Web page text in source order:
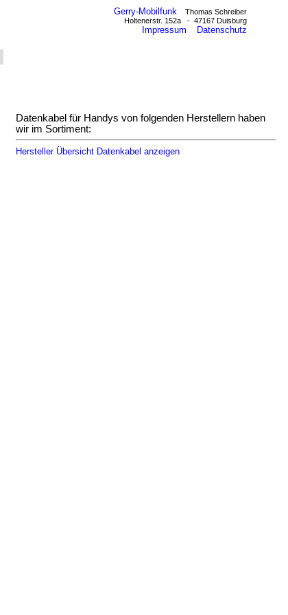
Gerry-Mobilfunk Thomas Schreiber
Holtenerstr. 152a - 47167 Duisburg
Impressum Datenschutz
Datenkabel für Handys von folgenden Herstellern haben
wir im Sortiment:
Hersteller Übersicht Datenkabel anzeigen